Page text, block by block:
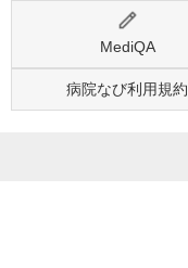
MediQA
病院なび利用規約